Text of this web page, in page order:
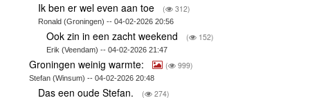
Ik ben er wel even aan toe ( 312)
Ronald (Groningen) -- 04-02-2026 20:56
Ook zin in een zacht weekend ( 152)
Erik (Veendam) -- 04-02-2026 21:47
Groningen weinig warmte: ( 999)
Stefan (Winsum) -- 04-02-2026 20:48
Das een oude Stefan. ( 274)